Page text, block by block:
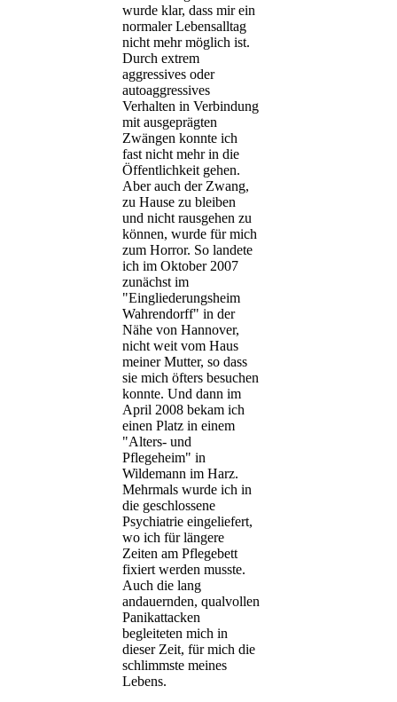
wurde klar, dass mir ein
normaler Lebensalltag
nicht mehr möglich ist.
Durch extrem
aggressives oder
autoaggressives
Verhalten in Verbindung
mit ausgeprägten
Zwängen konnte ich
fast nicht mehr in die
Öffentlichkeit gehen.
Aber auch der Zwang,
zu Hause zu bleiben
und nicht rausgehen zu
können, wurde für mich
zum Horror. So landete
ich im Oktober 2007
zunächst im
"Eingliederungsheim
Wahrendorff" in der
Nähe von Hannover,
nicht weit vom Haus
meiner Mutter, so dass
sie mich öfters besuchen
konnte. Und dann im
April 2008 bekam ich
einen Platz in einem
"Alters- und
Pflegeheim" in
Wildemann im Harz.
Mehrmals wurde ich in
die geschlossene
Psychiatrie eingeliefert,
wo ich für längere
Zeiten am Pflegebett
fixiert werden musste.
Auch die lang
andauernden, qualvollen
Panikattacken
begleiteten mich in
dieser Zeit, für mich die
schlimmste meines
Lebens.